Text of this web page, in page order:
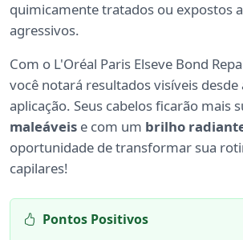
quimicamente tratados ou expostos
agressivos.
Com o L'Oréal Paris Elseve Bond
você notará resultados visíveis
aplicação. Seus cabelos ficarão mais
maleáveis e com um brilho
oportunidade de transformar sua
capilares!
Pontos Positivos